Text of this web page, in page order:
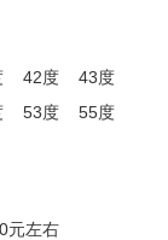
42度
43度
53度
55度
元左右